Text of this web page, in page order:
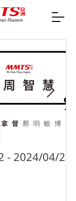
- 2024/04/29